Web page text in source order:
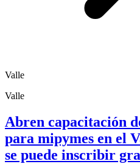
Valle
Valle
Abren capacitación
para mipymes en el
se puede inscribir